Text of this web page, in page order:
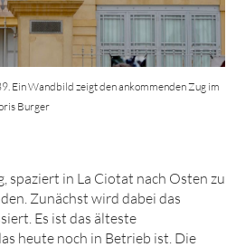
Ein Wandbild zeigt den ankommenden Zug im
Burger
spaziert in La Ciotat nach Osten zu
Zunächst wird dabei das
Es ist das älteste
heute noch in Betrieb ist. Die